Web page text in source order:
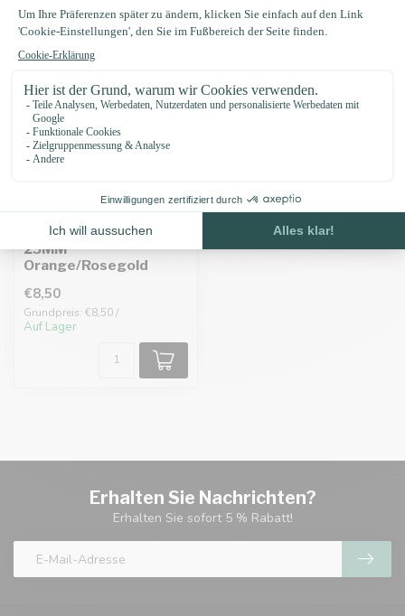
Biothane adapter
25MM
Orange/Rosegold
€8,50
Grundpreis: €8,50 /
Auf Lager
Erhalten Sie Nachrichten?
Erhalten Sie sofort 5 % Rabatt!